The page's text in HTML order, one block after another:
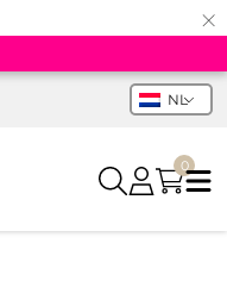
×
NL
0